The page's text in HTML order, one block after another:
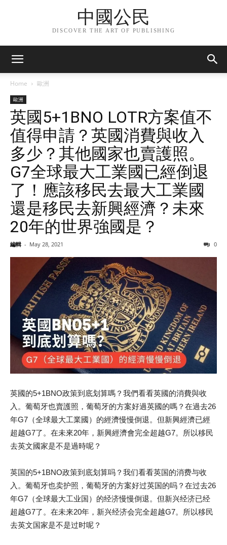
中國公民
DISCOVER THE ART OF PUBLISHING
Home 歐洲
歐洲
英國5+1BNO LOTR方案值不
值得申請？英國消費與收入
多少？其他國家也賣護照。
G7全球最大工業國已經倒退
了！應該移民去最大工業國
還是移民去新興經濟？未來
20年的世界強國是？
編輯 - May 28, 2021 0
英國的5+1BNO政策到底划算嗎？我們看看英國的消費與收
入。葡萄牙也賣護照，葡萄牙的方案好過英國的嗎？在過去26
年G7（全球最大工業國）的經濟慢慢倒退。但新興經濟已經
超越G7了。在未來20年，新興經濟會完全超越G7。所以移民
去英文國家是不是過時呢？
英国的5+1BNO政策到底划算吗？我们看看英国的消费与收
入。葡萄牙也卖护照，葡萄牙的方案好过英国的吗？在过去26
年G7（全球最大工业国）的经济慢慢倒退。但新兴经济已经
超越G7了。在未来20年，新兴经济会完全超越G7。所以移民
去英文国家是不是过时呢？